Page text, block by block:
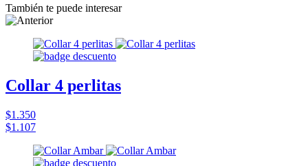
También te puede interesar
Collar 4 perlitas
$1.350
$1.107